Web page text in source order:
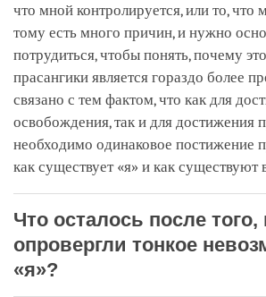
что мной контролируется, или то, что
тому есть много причин, и нужно
потрудиться, чтобы понять, почему
прасангики является гораздо более
связано с тем фактом, что как для
освобождения, так и для достижения
необходимо одинаковое постижение
как существует «я» и как существуют
Что осталось после
опровергли тонкое
«я»?